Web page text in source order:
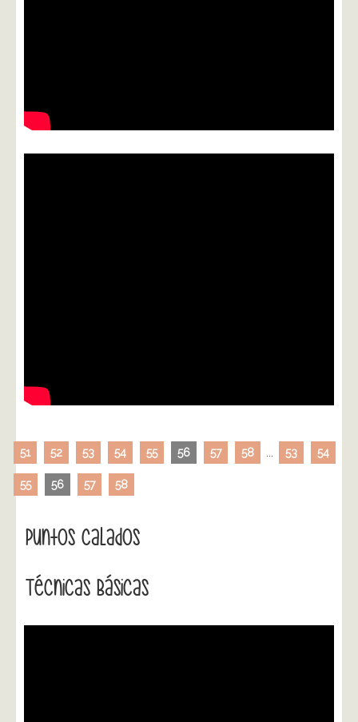
51 52 53 54 55 56 57 58 53 54
55 56 57 58
Puntos Calados
Técnicas Básicas